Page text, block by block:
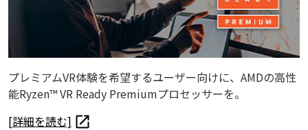
プレミアムVR体験を希望するユーザー向けに、AMDの高性
能Ryzen™ VR Ready Premiumプロセッサーを。
[詳細を読む]